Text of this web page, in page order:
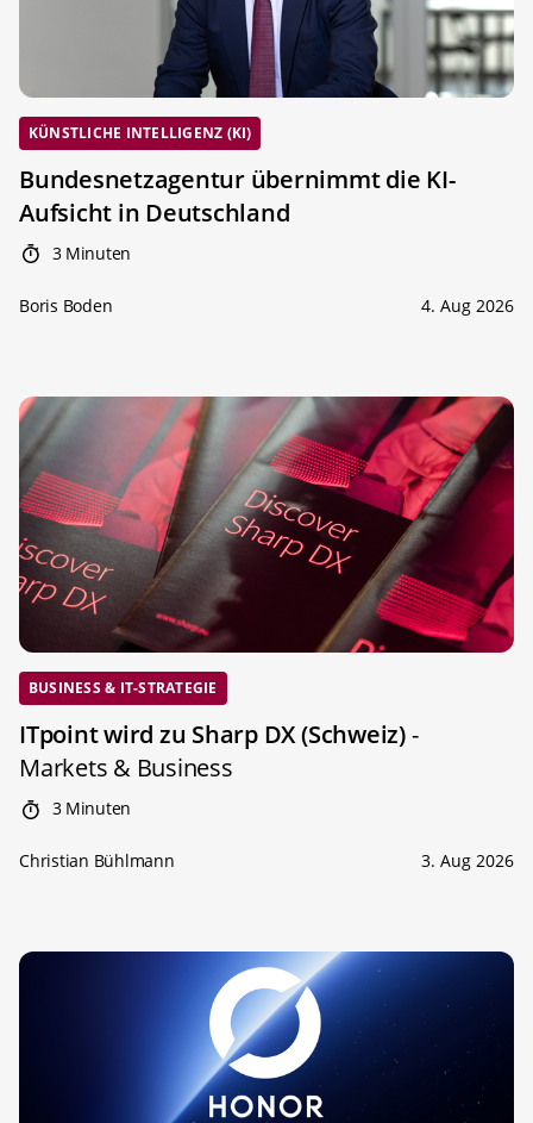
KÜNSTLICHE INTELLIGENZ (KI)
Bundesnetzagentur übernimmt die KI-
Aufsicht in Deutschland
3 Minuten
Boris Boden 4. Aug 2026
BUSINESS & IT-STRATEGIE
ITpoint wird zu Sharp DX (Schweiz)-
Markets & Business
3 Minuten
Christian Bühlmann 3. Aug 2026